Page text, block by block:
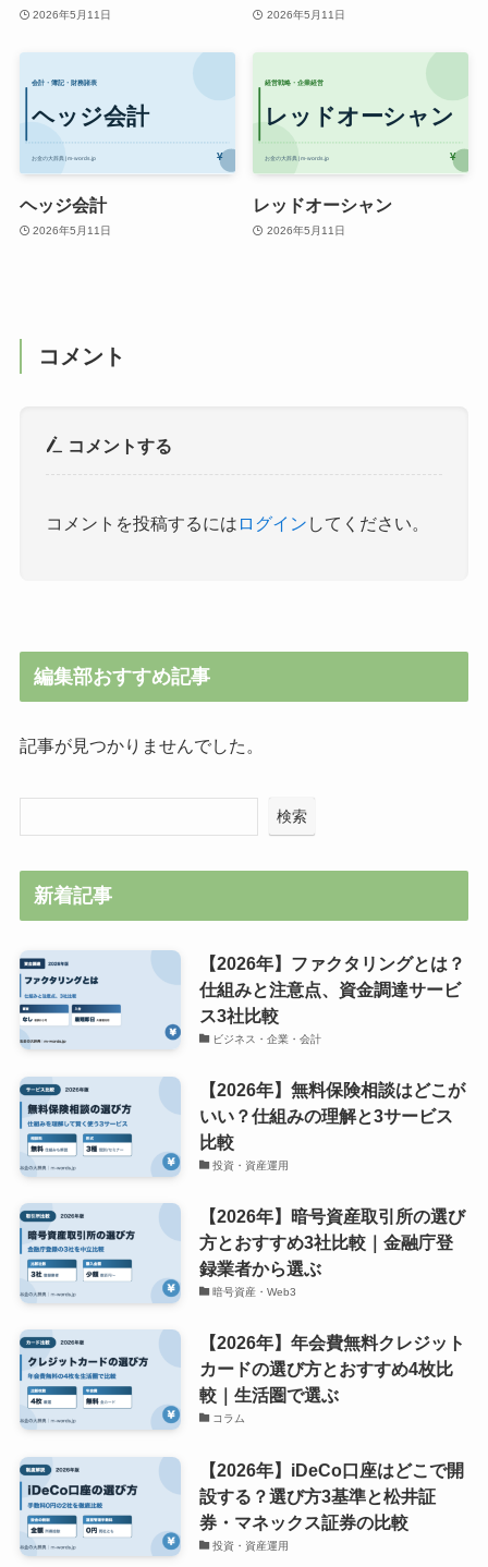
2026年5月11日 2026年5月11日
ヘッジ会計
2026年5月11日
レッドオーシャン
2026年5月11日
コメント
コメントする
コメントを投稿するには ログイン してください。
編集部おすすめ記事
記事が見つかりませんでした。
検索
新着記事
【2026年】ファクタリングとは？
仕組みと注意点、資金調達サービ
ス3社比較
ビジネス・企業・会計
【2026年】無料保険相談はどこが
いい？仕組みの理解と3サービス
比較
投資・資産運用
【2026年】暗号資産取引所の選び
方とおすすめ3社比較｜金融庁登
録業者から選ぶ
暗号資産・Web3
【2026年】年会費無料クレジット
カードの選び方とおすすめ4枚比
較｜生活圏で選ぶ
コラム
【2026年】iDeCo口座はどこで開
設する？選び方3基準と松井証
券・マネックス証券の比較
投資・資産運用